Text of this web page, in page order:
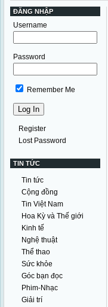
ĐĂNG NHẬP
Username
Password
Remember Me
Register
Lost Password
TIN TỨC
Tin tức
Cộng đồng
Tin Việt Nam
Hoa Kỳ và Thế giới
Kinh tế
Nghệ thuật
Thể thao
Sức khỏe
Góc bạn đọc
Phim-Nhạc
Giải trí